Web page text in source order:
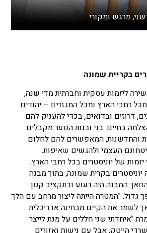
מרגש ומקורי
בקריית שמונה
ליזמות עסקית וחברתית מדי שנה,
מכל רחבי הארץ ומכל המגזרים – יהודים
דרוזים ובדואים, בכדי להעניק להם
בחיים. בני ובנות הנוער מקבלים
והחדשנות, המאפשרים להם לחלום
העצמי ולהגשים שאיפות.
22 מרכזי יזמות של יוניסטרים בכל רחבי הארץ.
בקרית שמונה, בתוך מבנה
המבנה היה רעוע ובתקציב קטן
"המטרה הייתה ליצור מרחב עם הלך
לשמר את הקיים מבחינה אדריכלית
"איחדתי שני חללים על מנת לייצר